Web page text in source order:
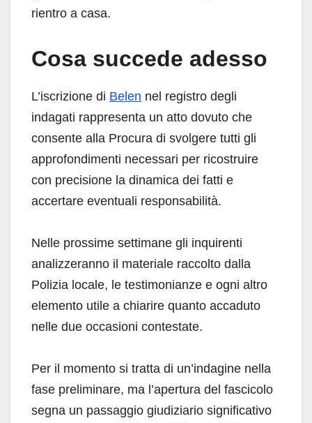
rientro a casa.
Cosa succede adesso
L’iscrizione di Belen nel registro degli
indagati rappresenta un atto dovuto che
consente alla Procura di svolgere tutti gli
approfondimenti necessari per ricostruire
con precisione la dinamica dei fatti e
accertare eventuali responsabilità.
Nelle prossime settimane gli inquirenti
analizzeranno il materiale raccolto dalla
Polizia locale, le testimonianze e ogni altro
elemento utile a chiarire quanto accaduto
nelle due occasioni contestate.
Per il momento si tratta di un’indagine nella
fase preliminare, ma l’apertura del fascicolo
segna un passaggio giudiziario significativo